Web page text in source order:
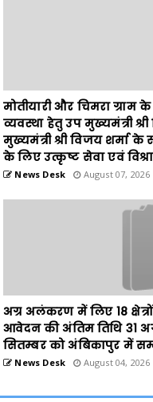
मुख्यमंत्री श्री विजय शर्मा
के लिए उत्कृष्ट सेवा एवं
News Desk August 07, 2026
अग्र अलंकरण में लिए 18
आवेदन की अंतिम तिथि 31
सितम्बर को अंबिकापुर में
News Desk August 04, 2026
Previous